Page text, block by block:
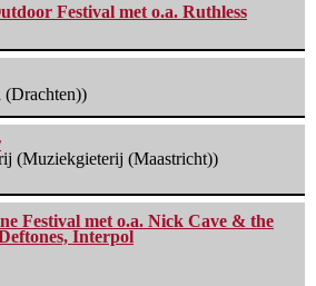
Festival met o.a. Ruthless
(Drachten))
(Muziekgieterij (Maastricht))
Festival met o.a. Nick Cave & the
Interpol